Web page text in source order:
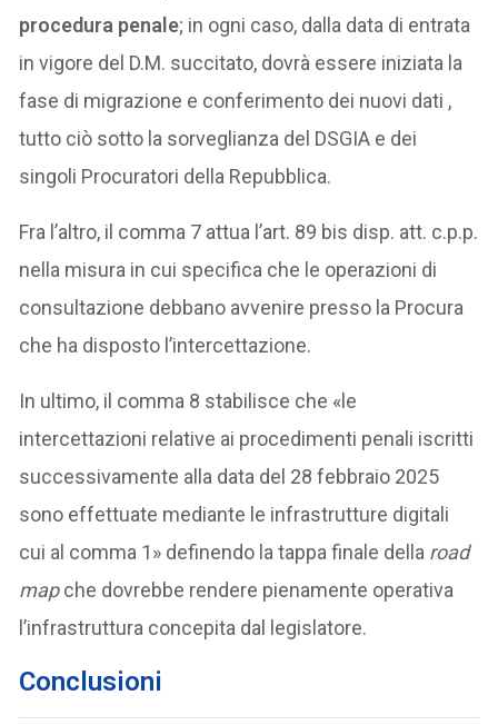
procedura penale; in ogni caso, dalla data di entrata
in vigore del D.M. succitato, dovrà essere iniziata la
fase di migrazione e conferimento dei nuovi dati ,
tutto ciò sotto la sorveglianza del DSGIA e dei
singoli Procuratori della Repubblica.
Fra l’altro, il comma 7 attua l’art. 89 bis disp. att. c.p.p.
nella misura in cui specifica che le operazioni di
consultazione debbano avvenire presso la Procura
che ha disposto l’intercettazione.
In ultimo, il comma 8 stabilisce che «le
intercettazioni relative ai procedimenti penali iscritti
successivamente alla data del 28 febbraio 2025
sono effettuate mediante le infrastrutture digitali
cui al comma 1» definendo la tappa finale della road
mapche dovrebbe rendere pienamente operativa
l’infrastruttura concepita dal legislatore.
Conclusioni